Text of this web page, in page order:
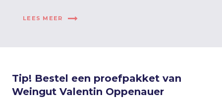
LEES MEER
Tip! Bestel een proefpakket van
Weingut Valentin Oppenauer